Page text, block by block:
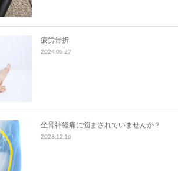
疲労骨折
2024.05.27
坐骨神経痛に悩まされていませんか？
2023.12.16